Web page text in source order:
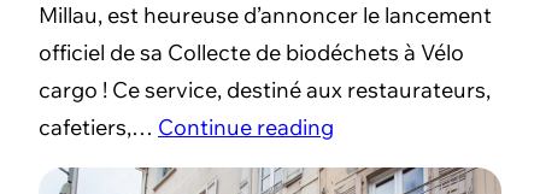
Millau, est heureuse d’annoncer le lancement
officiel de sa Collecte de biodéchets à Vélo
cargo ! Ce service, destiné aux restaurateurs,
cafetiers,… Continue reading